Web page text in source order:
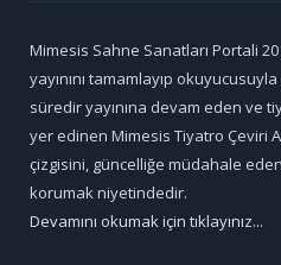
Mimesis Sahne Sanatları Portali
yayınını tamamlayıp
süredir yayınına devam eden ve
yer edinen Mimesis Tiyatro Çeviri
çizgisini, güncelliğe müdahale
korumak niyetindedir.
Devamını okumak için tıklayınız...